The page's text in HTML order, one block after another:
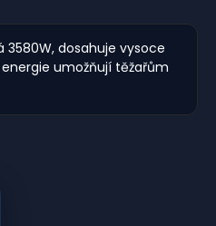
dosahuje vysoce
umožňují těžařům